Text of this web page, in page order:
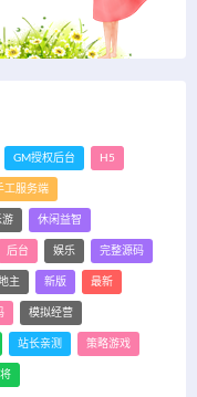
GM授权后台 H5
工服务端
游 休闲益智
后台 娱乐 完整源码
主 新版 最新
模拟经营
站长亲测 策略游戏